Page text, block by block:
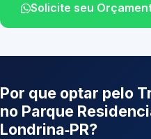
Solicite seu
Por que optar pelo
no Parque
Londrina‑PR?